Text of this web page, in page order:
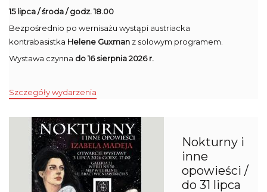
15 lipca / środa / godz. 18.00
Bezpośrednio po wernisażu wystąpi austriacka
kontrabasistka Helene Guxman z solowym programem.
Wystawa czynna do 16 sierpnia 2026 r.
Szczegóły wydarzenia
Nokturny i
inne
opowieści /
do 31 lipca